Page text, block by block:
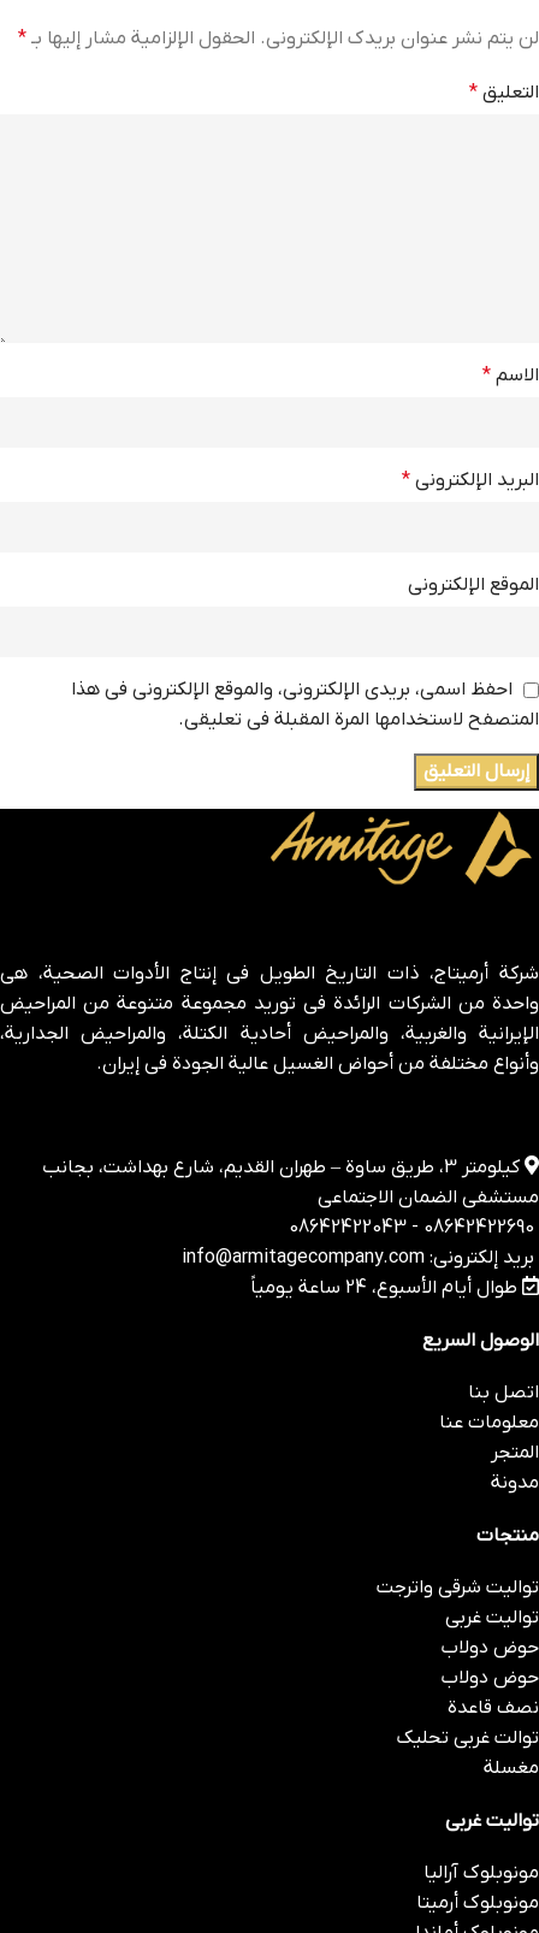
لن يتم نشر عنوان بريدك الإلكتروني. الحقول الإلزامية مشار إليها بـ *
التعليق *
الاسم *
البريد الإلكتروني *
الموقع الإلكتروني
احفظ اسمي، بريدي الإلكتروني، والموقع الإلكتروني في هذا
المتصفح لاستخدامها المرة المقبلة في تعليقي.
شركة أرميتاج، ذات التاريخ الطويل في إنتاج الأدوات الصحية، هي
واحدة من الشركات الرائدة في توريد مجموعة متنوعة من المراحيض
الإيرانية والغربية، والمراحيض أحادية الكتلة، والمراحيض الجدارية،
وأنواع مختلفة من أحواض الغسيل عالية الجودة في إيران.
كيلومتر 3، طريق ساوة – طهران القديم، شارع بهداشت، بجانب
مستشفى الضمان الاجتماعي
08642422690 - 08642422043
بريد إلكتروني: info@armitagecompany.com
طوال أيام الأسبوع، 24 ساعة يومياً
الوصول السريع
اتصل بنا
معلومات عنا
المتجر
مدونة
منتجات
توالیت شرقی واترجت
توالیت غربی
حوض دولاب
حوض دولاب
نصف قاعدة
توالت غربی تحلیک
مغسلة
توالیت غربی
مونوبلوك آراليا
مونوبلوك أرمیتا